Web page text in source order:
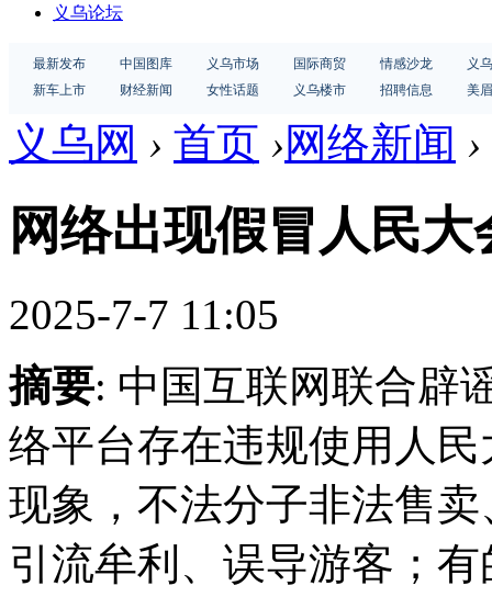
义乌论坛
最新发布 中国图库 义乌市场 国际商贸 情感沙龙
义
新车上市
财经新闻 女性话题 义乌楼市 招聘信息 美
义乌网 › 首页 ›网络新闻 ›
网络出现假冒人民大
2025-7-7 11:05
摘要: 中国互联网联合辟
络平台存在违规使用人
现象，不法分子非法售
引流牟利、误导游客；